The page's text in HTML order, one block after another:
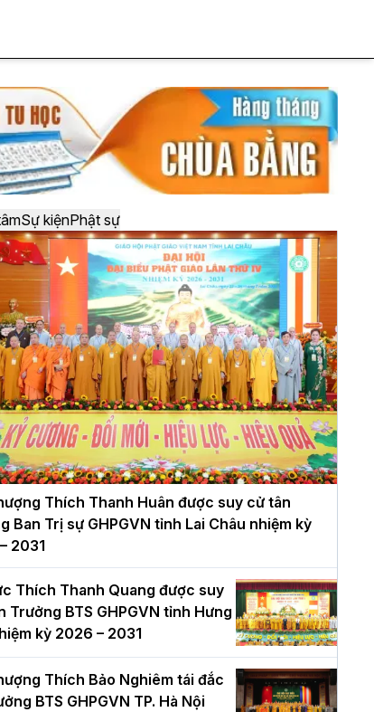
Sự kiệnPhật sự
Thích Thanh Huân được suy cử tân
Ban Trị sự GHPGVN tỉnh Lai Châu nhiệm kỳ
2031
Thích Thanh Quang được suy
Trưởng BTS GHPGVN tỉnh Hưng
kỳ 2026 – 2031
Thích Bảo Nghiêm tái đắc
BTS GHPGVN TP. Hà Nội